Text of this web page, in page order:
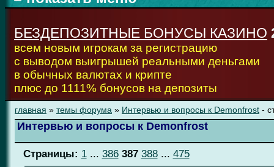
БЕЗДЕПОЗИТНЫЕ БОНУСЫ КАЗИНО
всем новым игрокам за регистрацию
с выводом выигрышей реальными деньгами
в обычных валютах и крипте
плюс до 1111% бонусов на депозиты
главная » темы форума » Интервью и вопросы к Demonfrost -
Интервью и вопросы к Demonfrost
Страницы: 1... 386 387 388... 475